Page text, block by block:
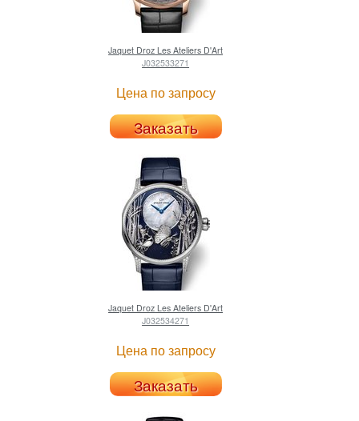
Jaquet Droz Les Ateliers D'Art
J032533271
Цена по запросу
Заказать
Jaquet Droz Les Ateliers D'Art
J032534271
Цена по запросу
Заказать